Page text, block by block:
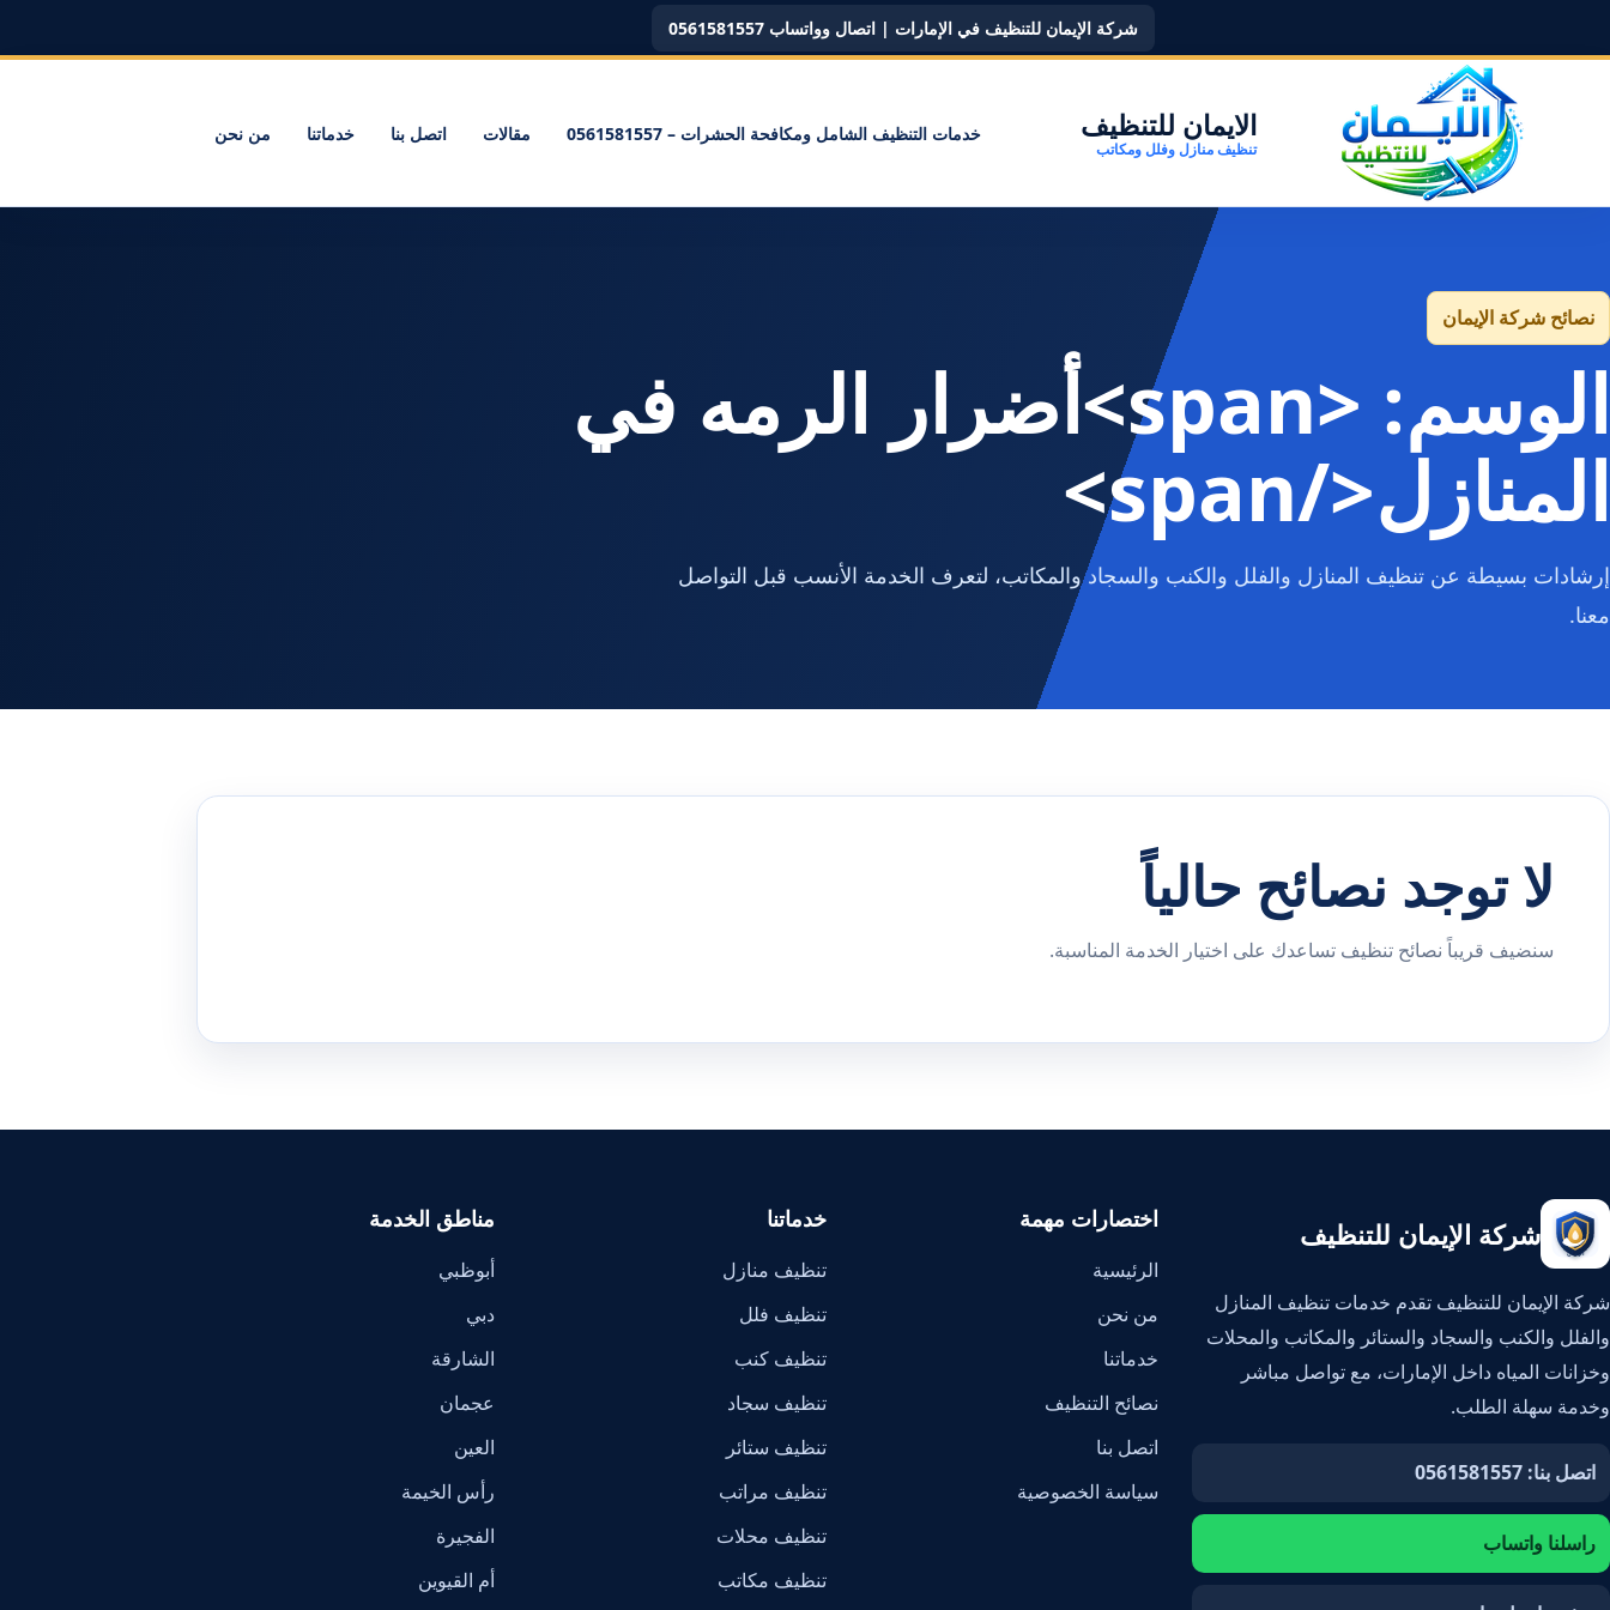
شركة الإيمان للتنظيف في الإمارات | اتصال وواتساب 0561581557
الايمان للتنظيف
تنظيف منازل وفلل ومكاتب
خدمات التنظيف الشامل ومكافحة الحشرات – 0561581557 مقالات اتصل بنا خدماتنا من نحن
نصائح شركة الإيمان
الوسم: <span>أضرار الرمه في
المنازل</span>
إرشادات بسيطة عن تنظيف المنازل والفلل والكنب والسجاد والمكاتب، لتعرف الخدمة الأنسب قبل التواصل
معنا.
لا توجد نصائح حالياً
سنضيف قريباً نصائح تنظيف تساعدك على اختيار الخدمة المناسبة.
شركة الإيمان للتنظيف
شركة الإيمان للتنظيف تقدم خدمات تنظيف المنازل
والفلل والكنب والسجاد والستائر والمكاتب والمحلات
وخزانات المياه داخل الإمارات، مع تواصل مباشر
وخدمة سهلة الطلب.
اتصل بنا: 0561581557
راسلنا واتساب
اختصارات مهمة
الرئيسية
من نحن
خدماتنا
نصائح التنظيف
اتصل بنا
سياسة الخصوصية
خدماتنا
تنظيف منازل
تنظيف فلل
تنظيف كنب
تنظيف سجاد
تنظيف ستائر
تنظيف مراتب
تنظيف محلات
تنظيف مكاتب
مناطق الخدمة
أبوظبي
دبي
الشارقة
عجمان
العين
رأس الخيمة
الفجيرة
أم القيوين